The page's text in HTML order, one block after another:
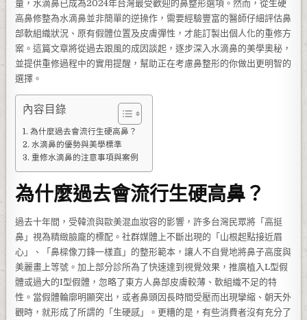
量，水滴鼻已成為2024年台灣最受歡迎的鼻整形選項。然而，從生硬
高鼻修整為水滴鼻並非簡單的逆操作，需要經驗豐富的醫師仔細評估鼻
部軟組織狀況、原有假體位置及皮膚彈性，才能訂製出個人化的重修方
案。這篇文章將從過去跟風的成因談起，逐步深入水滴鼻的美學奧秘，
並提供重修過程中的實用提醒，幫助正在考慮鼻整形的你做出更明智的
選擇。
內容目錄
為什麼過去會流行生硬高鼻？
水滴鼻的優勢與美學標準
重修水滴鼻的注意事項與案例
為什麼過去會流行生硬高鼻？
過去十年間，受韓流與歐美混血妝容的影響，許多台灣民眾將「高挺
鼻」視為精緻臉龐的標配。社群媒體上不斷出現的「山根起點接近眉
心」、「鼻樑像刀鋒一樣直」的整形範本，讓人不自覺地將鼻子高度與
美麗畫上等號。加上部分診所為了快速達到視覺效果，推廣植入L型假
體或過大的I型假體，忽略了東方人鼻部皮膚較薄、軟組織不足的特
性。當假體輪廓明顯突出，或者鼻頭因長時間受壓而出現攣縮、朝天外
觀時，就形成了所謂的「生硬感」。更糟的是，有些消費者沒有充分了